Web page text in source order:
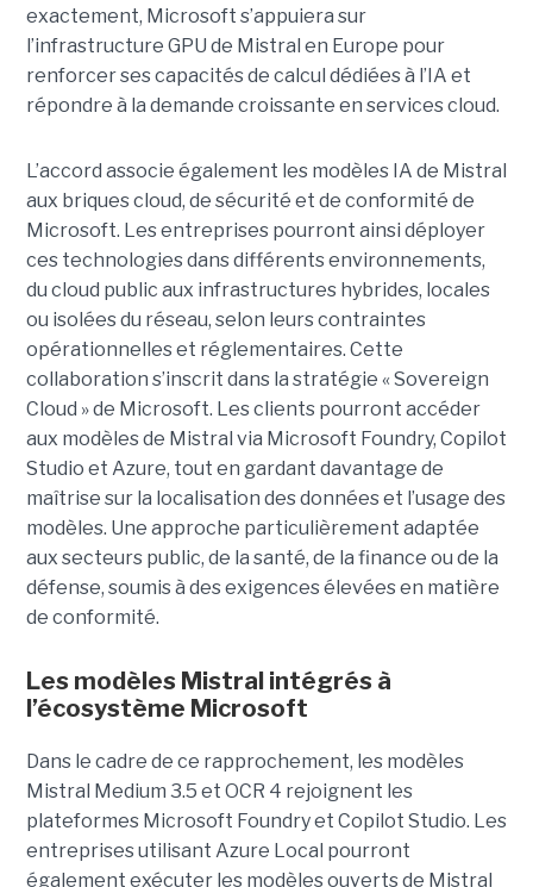
exactement, Microsoft s’appuiera sur
l’infrastructure GPU de Mistral en Europe pour
renforcer ses capacités de calcul dédiées à l’IA et
répondre à la demande croissante en services cloud.
L’accord associe également les modèles IA de Mistral
aux briques cloud, de sécurité et de conformité de
Microsoft. Les entreprises pourront ainsi déployer
ces technologies dans différents environnements,
du cloud public aux infrastructures hybrides, locales
ou isolées du réseau, selon leurs contraintes
opérationnelles et réglementaires. Cette
collaboration s’inscrit dans la stratégie « Sovereign
Cloud » de Microsoft. Les clients pourront accéder
aux modèles de Mistral via Microsoft Foundry, Copilot
Studio et Azure, tout en gardant davantage de
maîtrise sur la localisation des données et l’usage des
modèles. Une approche particulièrement adaptée
aux secteurs public, de la santé, de la finance ou de la
défense, soumis à des exigences élevées en matière
de conformité.
Les modèles Mistral intégrés à
l’écosystème Microsoft
Dans le cadre de ce rapprochement, les modèles
Mistral Medium 3.5 et OCR 4 rejoignent les
plateformes Microsoft Foundry et Copilot Studio. Les
entreprises utilisant Azure Local pourront
également exécuter les modèles ouverts de Mistral